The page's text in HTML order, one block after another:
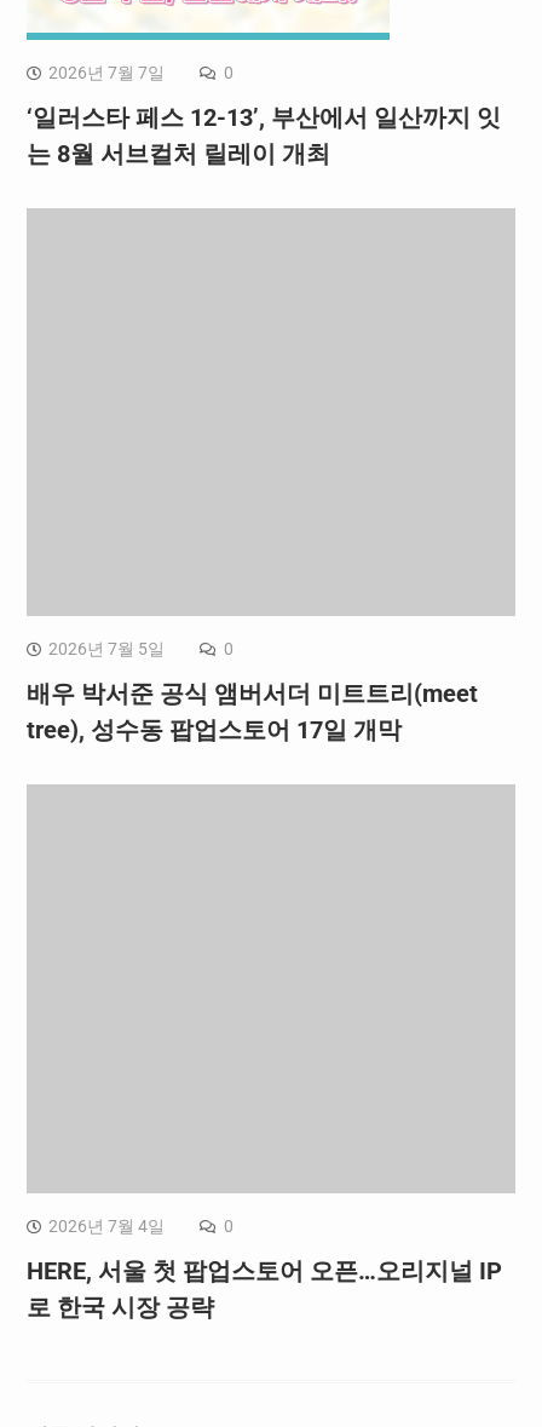
2026년 7월 7일 0
‘일러스타 페스 12-13’, 부산에서 일산까지 잇
는 8월 서브컬처 릴레이 개최
2026년 7월 5일 0
배우 박서준 공식 앰버서더 미트트리(meet
tree), 성수동 팝업스토어 17일 개막
2026년 7월 4일 0
HERE, 서울 첫 팝업스토어 오픈…오리지널 IP
로 한국 시장 공략